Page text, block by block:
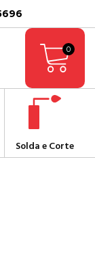
0
Solda e Corte